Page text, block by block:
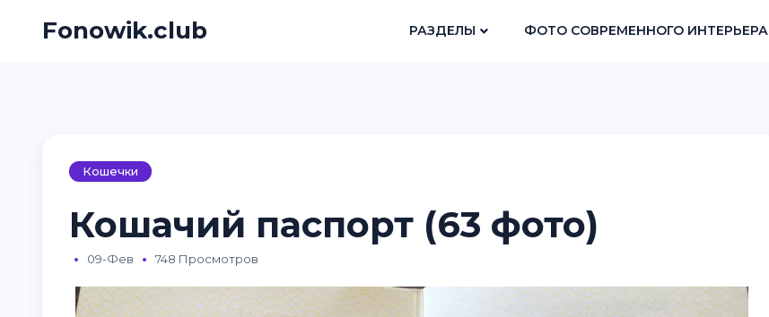
Fonowik.club РАЗДЕЛЫ ФОТО СОВРЕМЕННОГО ИНТЕРЬЕРА
Кошечки
Кошачий паспорт (63 фото)
09-Фев 748 Просмотров